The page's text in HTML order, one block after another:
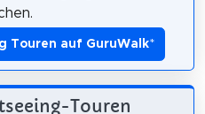
Touren auf GuruWalk*
Touren